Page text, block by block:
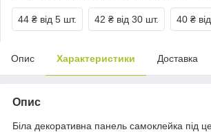
44 ₴ від 5 шт. 42 ₴ від 30 шт. 40 ₴
Опис Характеристики Доставка
Опис
Біла декоративна панель самоклейка під